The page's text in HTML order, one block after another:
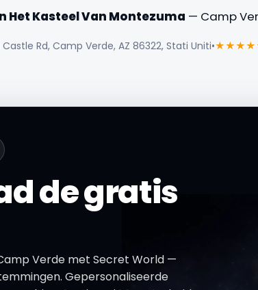
Het Kasteel Van Montezuma — Camp
Rd, Camp Verde, AZ 86322, Stati Uniti•
de gratis
Verde met Secret World —
Gepersonaliseerde